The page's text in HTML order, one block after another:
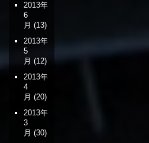
2013年
6
月 (13)
2013年
5
月 (12)
2013年
4
月 (20)
2013年
3
月 (30)